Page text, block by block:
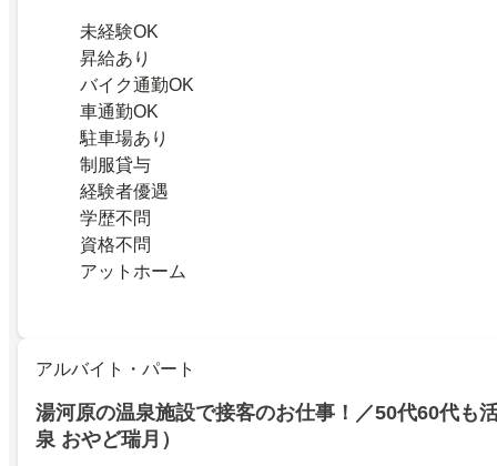
未経験OK
昇給あり
バイク通勤OK
車通勤OK
駐車場あり
制服貸与
経験者優遇
学歴不問
資格不問
アットホーム
アルバイト・パート
湯河原の温泉施設で接客のお仕事！／50代60代も
泉 おやど瑞月）